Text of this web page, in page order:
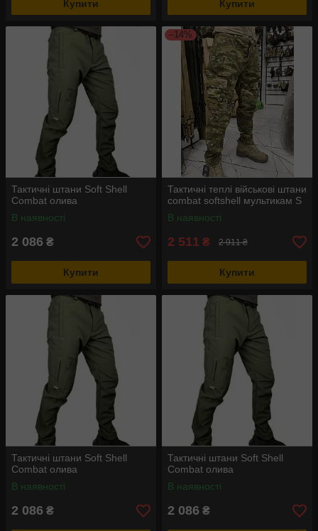
Купити Купити
Тактичні штани Soft Shell
Combat олива
В наявності
2 086 ₴
Купити
–14%
Тактичні теплі військові штани
combat softshell мультикам S
В наявності
2 511 ₴ 2 911 ₴
Купити
Тактичні штани Soft Shell
Combat олива
В наявності
2 086 ₴
Тактичні штани Soft Shell
Combat олива
В наявності
2 086 ₴